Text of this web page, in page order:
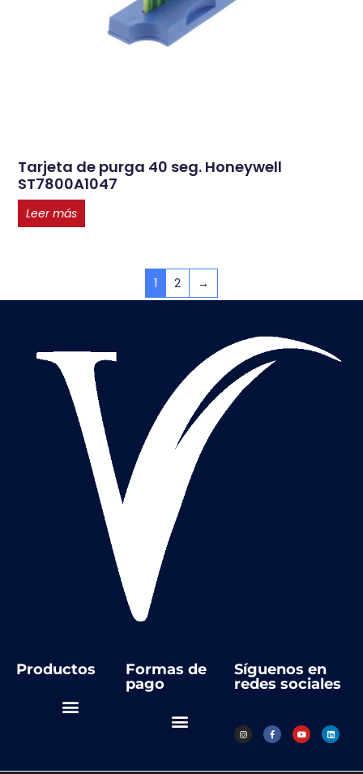
Tarjeta de purga 40 seg. Honeywell
ST7800A1047
Leer más
1 2 →
Productos
Formas de
pago
Síguenos en
redes sociales